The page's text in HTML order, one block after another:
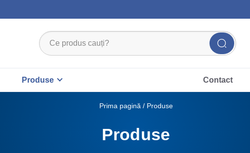
Produse Contact
Prima pagină / Produse
Produse